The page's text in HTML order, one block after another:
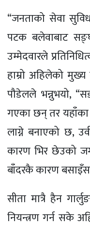
“जनताको सेवा
पटक बलेवाबाट
उम्मेदवारले
हाम्रो अहिलेको मुख्य
पौडेलले भन्नुभयो,
गएका छन् तर
लाग्ने बनाएको छ,
कारण भिर छेउको
बाँदरकै कारण
सीता मात्रै हैन
नियन्त्रण गर्न सके